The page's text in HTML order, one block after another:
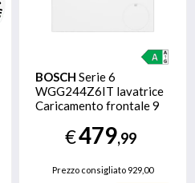
BOSCH Serie 6
WGG244Z6IT lavatrice
Caricamento frontale 9
€479,99
Prezzo consigliato 929,00